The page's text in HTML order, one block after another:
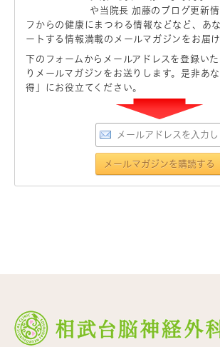
や当院長 加藤のブログ更新
フからの健康にまつわる情報などなど、あ
ートする情報満載のメールマガジンをお届け
下のフォームからメールアドレスを登録い
りメールマガジンをお送りします。是非あ
得」にお役立てください。